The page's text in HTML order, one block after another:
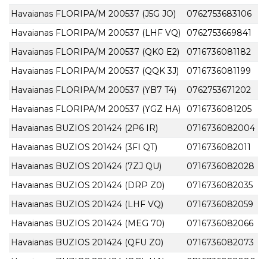
Havaianas FLORIPA/M 200537 (J5G JO)
0762753683106
Havaianas FLORIPA/M 200537 (LHF VQ)
0762753669841
Havaianas FLORIPA/M 200537 (QK0 E2)
0716736081182
Havaianas FLORIPA/M 200537 (QQK 3J)
0716736081199
Havaianas FLORIPA/M 200537 (YB7 T4)
0762753671202
Havaianas FLORIPA/M 200537 (YGZ HA)
0716736081205
Havaianas BUZIOS 201424 (2P6 IR)
0716736082004
Havaianas BUZIOS 201424 (3FI QT)
0716736082011
Havaianas BUZIOS 201424 (7ZJ QU)
0716736082028
Havaianas BUZIOS 201424 (DRP Z0)
0716736082035
Havaianas BUZIOS 201424 (LHF VQ)
0716736082059
Havaianas BUZIOS 201424 (MEG 70)
0716736082066
Havaianas BUZIOS 201424 (QFU Z0)
0716736082073